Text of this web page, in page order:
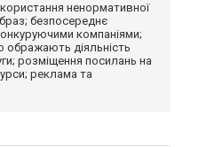
ненормативної
безпосереднє
компаніями;
ображають діяльність
розміщення посилань на
реклама та